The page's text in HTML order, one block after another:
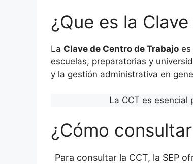
¿Que es la
La Clave de Centro de Trabajo
escuelas, preparatorias y
y la gestión administrativa en
La CCT es esencial
¿Cómo
Para consultar la CCT, la SEP